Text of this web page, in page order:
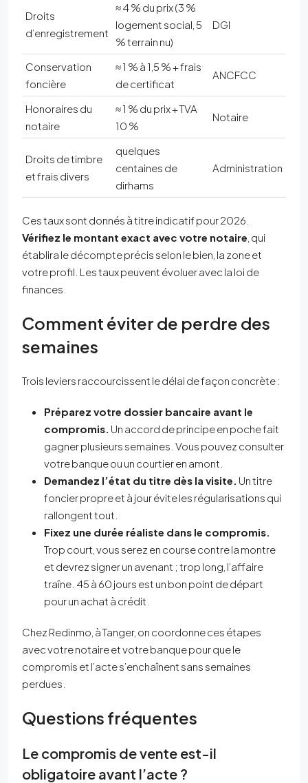
Droits
d’enregistrement
≈ 4 % du prix (3 %
logement social, 5
% terrain nu)
DGI
Conservation
foncière
≈ 1 % à 1,5 % + frais
de certificat
ANCFCC
Honoraires du
notaire
≈ 1 % du prix + TVA
10 %
Notaire
Droits de timbre
et frais divers
quelques
centaines de
dirhams
Administration
Ces taux sont donnés à titre indicatif pour 2026.
Vérifiez le montant exact avec votre notaire , qui
établira le décompte précis selon le bien, la zone et
votre profil. Les taux peuvent évoluer avec la loi de
finances.
Comment éviter de perdre des
semaines
Trois leviers raccourcissent le délai de façon concrète :
Préparez votre dossier bancaire avant le
compromis. Un accord de principe en poche fait
gagner plusieurs semaines. Vous pouvez consulter
votre banque ou un courtier en amont.
Demandez l’état du titre dès la visite. Un titre
foncier propre et à jour évite les régularisations qui
rallongent tout.
Fixez une durée réaliste dans le compromis.
Trop court, vous serez en course contre la montre
et devrez signer un avenant ; trop long, l’affaire
traîne. 45 à 60 jours est un bon point de départ
pour un achat à crédit.
Chez Redinmo, à Tanger, on coordonne ces étapes
avec votre notaire et votre banque pour que le
compromis et l’acte s’enchaînent sans semaines
perdues.
Questions fréquentes
Le compromis de vente est-il
obligatoire avant l’acte ?